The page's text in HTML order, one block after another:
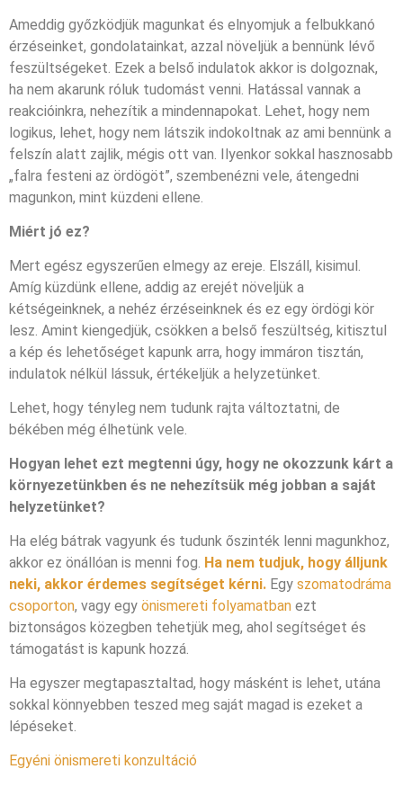
Ameddig győzködjük magunkat és elnyomjuk a felbukkanó
érzéseinket, gondolatainkat, azzal növeljük a bennünk lévő
feszültségeket. Ezek a belső indulatok akkor is dolgoznak,
ha nem akarunk róluk tudomást venni. Hatással vannak a
reakcióinkra, nehezítik a mindennapokat. Lehet, hogy nem
logikus, lehet, hogy nem látszik indokoltnak az ami bennünk a
felszín alatt zajlik, mégis ott van. Ilyenkor sokkal hasznosabb
„falra festeni az ördögöt”, szembenézni vele, átengedni
magunkon, mint küzdeni ellene.
Miért jó ez?
Mert egész egyszerűen elmegy az ereje. Elszáll, kisimul.
Amíg küzdünk ellene, addig az erejét növeljük a
kétségeinknek, a nehéz érzéseinknek és ez egy ördögi kör
lesz. Amint kiengedjük, csökken a belső feszültség, kitisztul
a kép és lehetőséget kapunk arra, hogy immáron tisztán,
indulatok nélkül lássuk, értékeljük a helyzetünket.
Lehet, hogy tényleg nem tudunk rajta változtatni, de
békében még élhetünk vele.
Hogyan lehet ezt megtenni úgy, hogy ne okozzunk kárt a
környezetünkben és ne nehezítsük még jobban a saját
helyzetünket?
Ha elég bátrak vagyunk és tudunk őszinték lenni magunkhoz,
akkor ez önállóan is menni fog. Ha nem tudjuk, hogy álljunk
neki, akkor érdemes segítséget kérni. Egy szomatodráma
csoporton, vagy egy önismereti folyamatban ezt
biztonságos közegben tehetjük meg, ahol segítséget és
támogatást is kapunk hozzá.
Ha egyszer megtapasztaltad, hogy másként is lehet, utána
sokkal könnyebben teszed meg saját magad is ezeket a
lépéseket.
Egyéni önismereti konzultáció